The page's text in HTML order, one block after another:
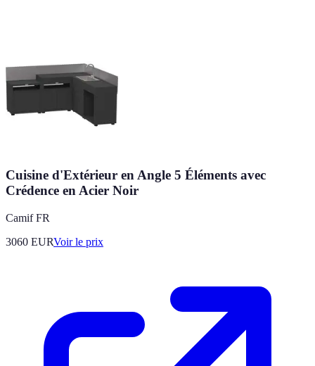
Cuisine d'Extérieur en Angle 5 Éléments avec
Crédence en Acier Noir
Camif FR
3060 EURVoir le prix